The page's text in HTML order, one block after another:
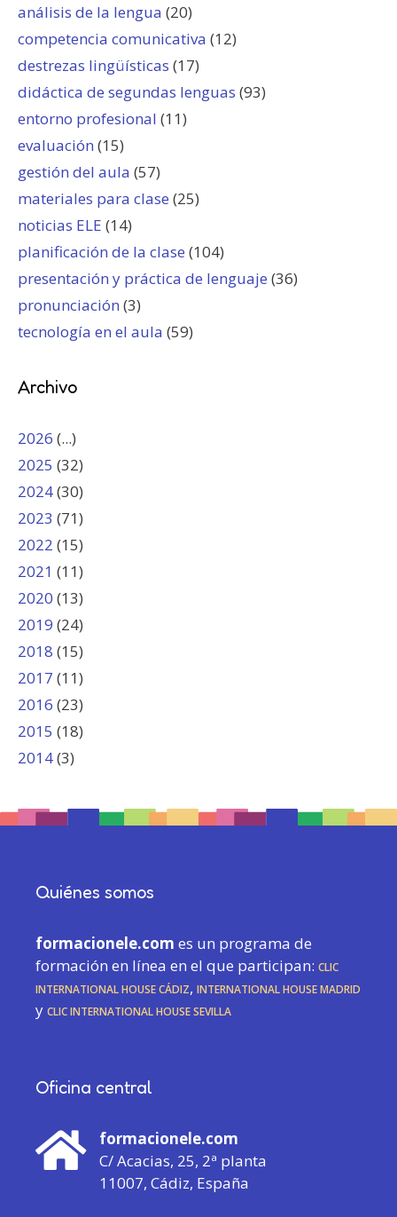
análisis de la lengua (20)
competencia comunicativa (12)
destrezas lingüísticas (17)
didáctica de segundas lenguas (93)
entorno profesional (11)
evaluación (15)
gestión del aula (57)
materiales para clase (25)
noticias ELE (14)
planificación de la clase (104)
presentación y práctica de lenguaje (36)
pronunciación (3)
tecnología en el aula (59)
Archivo
2026 (...)
2025 (32)
2024(30)
2023 (71)
2022 (15)
2021 (11)
2020 (13)
2019 (24)
2018 (15)
2017 (11)
2016 (23)
2015 (18)
2014(3)
Quiénes somos
formacionele.com es un programa de
formación en línea en el que participan: CLIC
International House Cádiz, International House Madrid
yCLIC International House Sevilla
Oficina central
formacionele.com
C/ Acacias, 25, 2ª planta
11007, Cádiz, España